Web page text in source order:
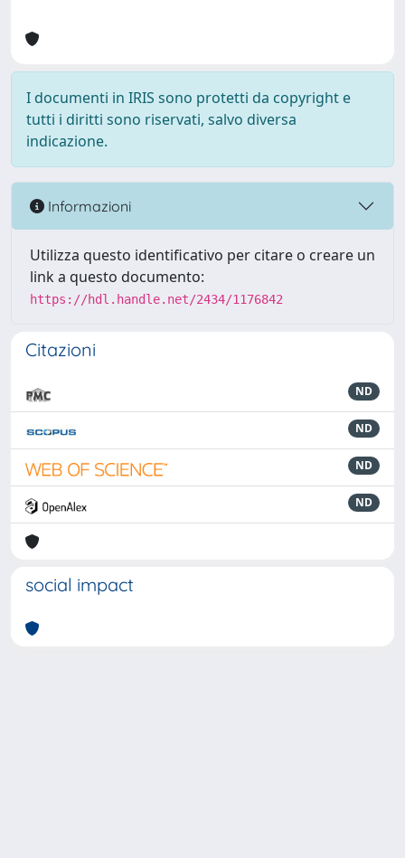
I documenti in IRIS sono protetti da copyright e
tutti i diritti sono riservati, salvo diversa
indicazione.
Informazioni
Utilizza questo identificativo per citare o creare un
link a questo documento:
https://hdl.handle.net/2434/1176842
Citazioni
ND
ND
ND
ND
social impact